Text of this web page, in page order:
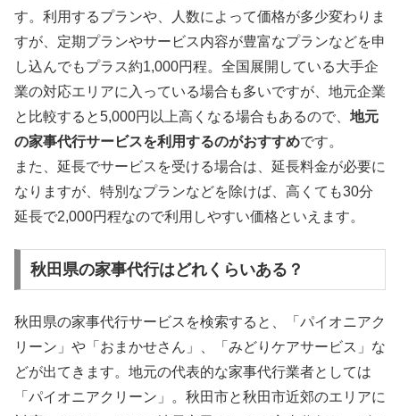
す。利用するプランや、人数によって価格が多少変わりま
すが、定期プランやサービス内容が豊富なプランなどを申
し込んでもプラス約1,000円程。全国展開している大手企
業の対応エリアに入っている場合も多いですが、地元企業
と比較すると5,000円以上高くなる場合もあるので、 地元
の家事代行サービスを利用するのがおすすめです。
また、延長でサービスを受ける場合は、延長料金が必要に
なりますが、特別なプランなどを除けば、高くても30分
延長で2,000円程なので利用しやすい価格といえます。
秋田県の家事代行はどれくらいある？
秋田県の家事代行サービスを検索すると、「パイオニアク
リーン」や「おまかせさん」、「みどりケアサービス」な
どが出てきます。地元の代表的な家事代行業者としては
「パイオニアクリーン」。秋田市と秋田市近郊のエリアに